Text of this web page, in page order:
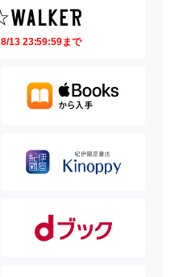
8/13 23:59:59まで